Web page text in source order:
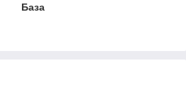
База